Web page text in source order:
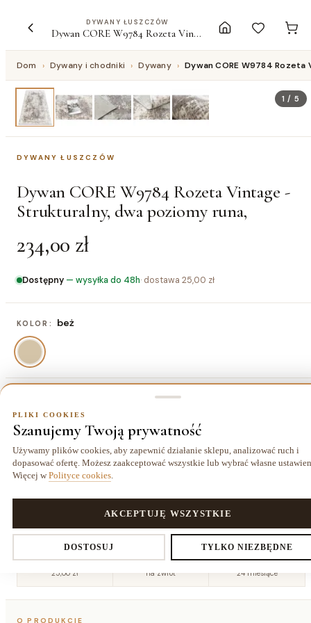
DYWANY ŁUSZCZÓW
Dywan CORE W9784 Rozeta Vintage - Strukturalny, dwa poziomy runa,
Dom › Dywany i chodniki › Dywany › Dywan CORE W9784
1 /5
DYWANY ŁUSZCZÓW
Dywan CORE W9784 Rozeta Vintage -
Strukturalny, dwa poziomy runa,
234,00 zł
Dostępny — wysyłka do 48h· dostawa 25,00 zł
KOLOR: beż
80x150 cm
234,00 zł
120x170 cm
403,00 zł
140x190 cm
526,50 zł
695,50 zł
180x270
cm
200x290
cm
cm
Dostawa kurierem
25,00 zł
14 dni
na zwrot
Gwarancja
24 miesiące
O PRODUKCIE
PLIKI COOKIES
Szanujemy Twoją prywatność
Używamy plików cookies, aby zapewnić działanie sklepu, analizować ruch i
dopasować ofertę. Możesz zaakceptować wszystkie lub wybrać własne
Więcej w Polityce cookies
DOSTOSUJ TYLKO NIEZBĘDNE
AKCEPTUJĘ WSZYSTKIE
Ustawienia prywatności